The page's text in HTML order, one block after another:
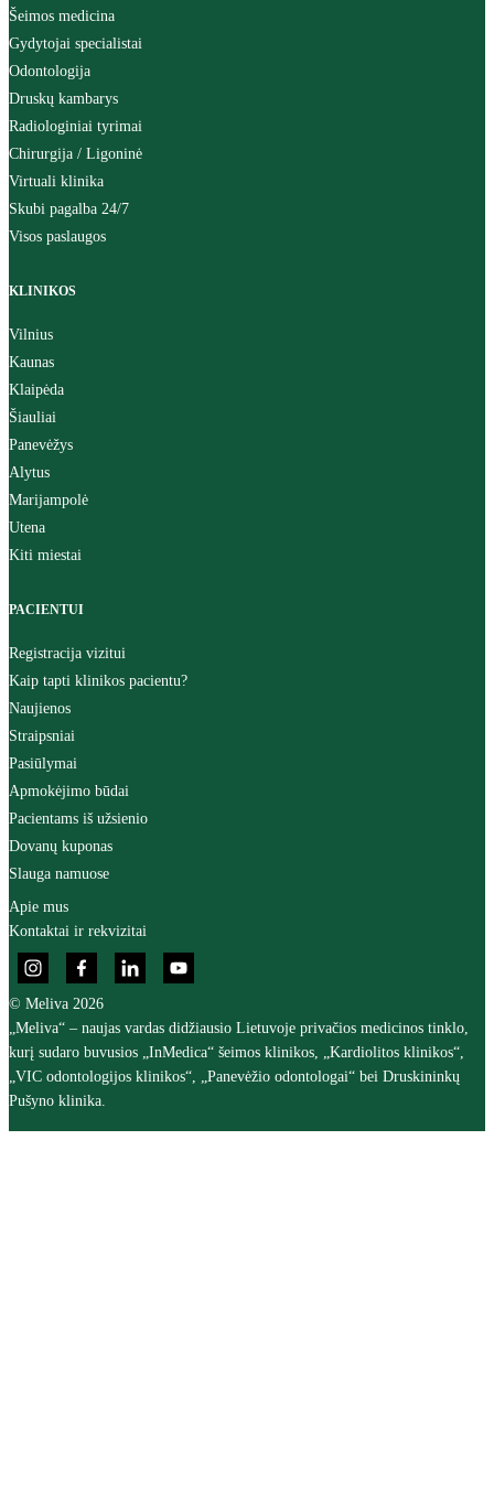
Šeimos medicina
Gydytojai specialistai
Odontologija
Druskų kambarys
Radiologiniai tyrimai
Chirurgija / Ligoninė
Virtuali klinika
Skubi pagalba 24/7
Visos paslaugos
KLINIKOS
Vilnius
Kaunas
Klaipėda
Šiauliai
Panevėžys
Alytus
Marijampolė
Utena
Kiti miestai
PACIENTUI
Registracija vizitui
Kaip tapti klinikos pacientu?
Naujienos
Straipsniai
Pasiūlymai
Apmokėjimo būdai
Pacientams iš užsienio
Dovanų kuponas
Slauga namuose
Apie mus
Kontaktai ir rekvizitai
© Meliva 2026
„Meliva“ – naujas vardas didžiausio Lietuvoje privačios medicinos tinklo,
kurį sudaro buvusios „InMedica“ šeimos klinikos, „Kardiolitos klinikos“,
„VIC odontologijos klinikos“, „Panevėžio odontologai“ bei Druskininkų
Pušyno klinika.